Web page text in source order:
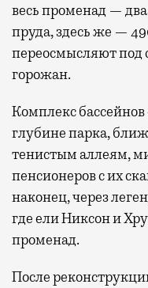
весь променад —
пруда, здесь же —
переосмысляют под
горожан.
Комплекс бассейнов
глубине парка,
тенистым аллеям,
пенсионеров с их
наконец, через
где ели Никсон и
променад.
После